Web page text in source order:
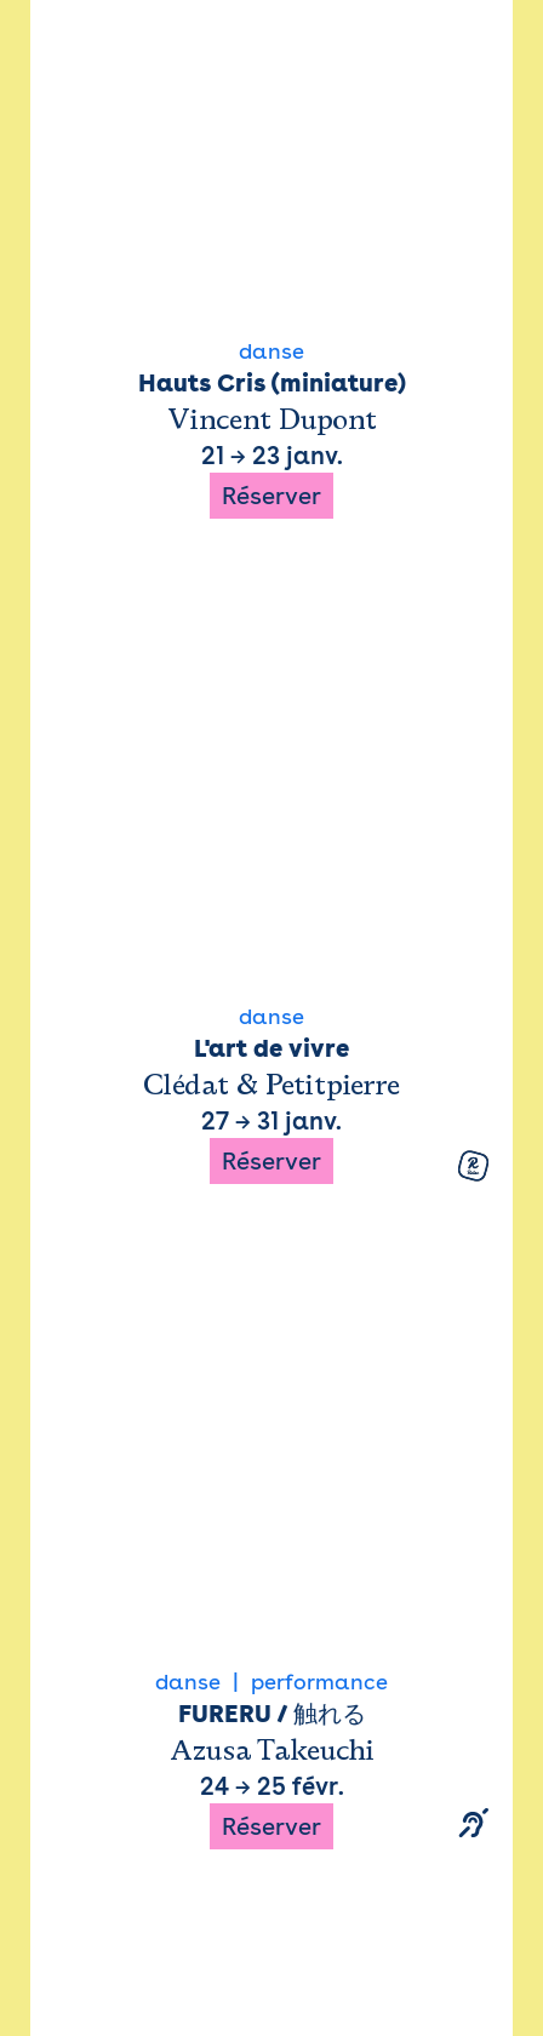
danse
Hauts Cris (miniature)
Vincent Dupont
21 → 23 janv.
Réserver
danse
L'art de vivre
Clédat & Petitpierre
27 → 31 janv.
Réserver
danse performance
FURERU / 触れる
Azusa Takeuchi
24→ 25 févr.
Réserver